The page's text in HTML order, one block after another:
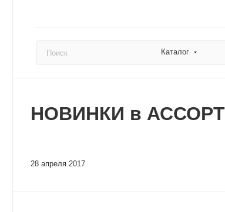
Каталог
НОВИНКИ в
28 апреля 2017